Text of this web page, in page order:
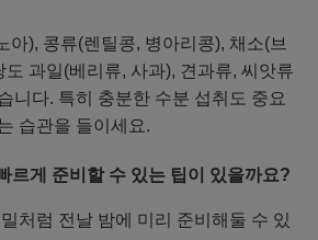
아), 콩류(렌틸콩, 병아리콩), 채소(브
도 과일(베리류, 사과), 견과류, 씨앗류
니다. 특히 충분한 수분 섭취도 중요
습관을 들이세요.
르게 준비할 수 있는 팁이 있을까요?
처럼 전날 밤에 미리 준비해둘 수 있